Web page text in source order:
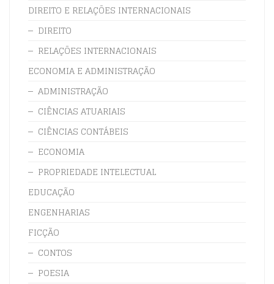
DIREITO E RELAÇÕES INTERNACIONAIS
DIREITO
RELAÇÕES INTERNACIONAIS
ECONOMIA E ADMINISTRAÇÃO
ADMINISTRAÇÃO
CIÊNCIAS ATUARIAIS
CIÊNCIAS CONTÁBEIS
ECONOMIA
PROPRIEDADE INTELECTUAL
EDUCAÇÃO
ENGENHARIAS
FICÇÃO
CONTOS
POESIA